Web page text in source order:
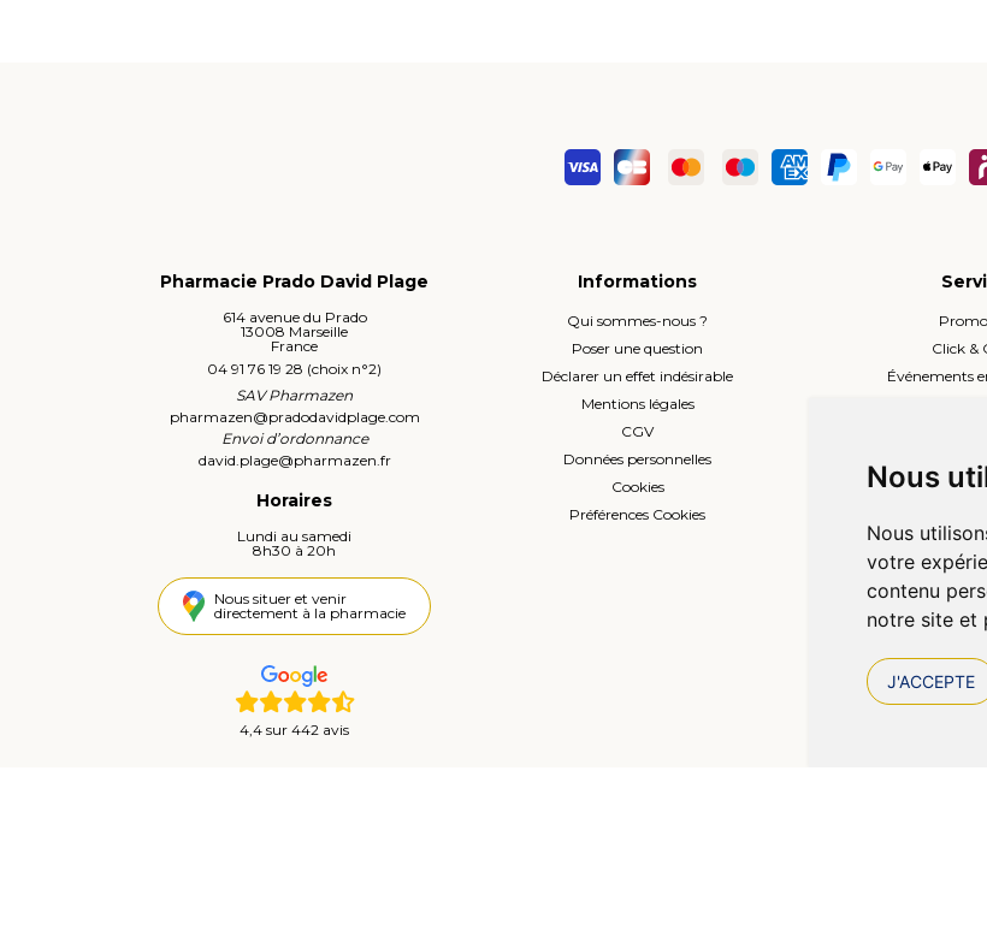
Nous
Nous
votre
contenu
notre site et
J'ACCEPTE
Pharmacie Prado David Plage
614 avenue du Prado
13008 Marseille
France
04 91 76 19 28 (choix n°2)
SAV Pharmazen
pharmazen@pradodavidplage.com
Envoi d’ordonnance
david.plage@pharmazen.fr
Horaires
Lundi au samedi
8h30 à 20h
Nous situer et venir
directement à la pharmacie
4,4 sur 442 avis
Informations
Qui sommes-nous ?
Poser une question
Déclarer un effet indésirable
Mentions légales
CGV
Données personnelles
Cookies
Préférences Cookies
Click &
Événements
Compte